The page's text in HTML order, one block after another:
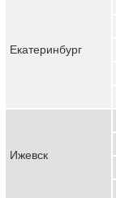
Екатеринбург
Ижевск